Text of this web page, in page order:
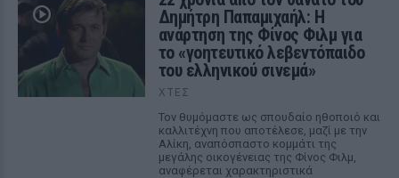
Δημήτρη Παπαμιχαήλ: Η
ανάρτηση της Φίνος Φιλμ για
το «γοητευτικό λεβεντόπαιδο
του ελληνικού σινεμά»
ΧΤΕΣ
Τον θυμόμαστε ως σπουδαίο ηθοποιό και
καλλιτέχνη που αποτέλεσε, μαζί με την
Αλίκη, αναπόσπαστο κομμάτι της
μεγάλης οικογένειας της Φίνος Φιλμ,
αναφέρεται χαρακτηριστικά